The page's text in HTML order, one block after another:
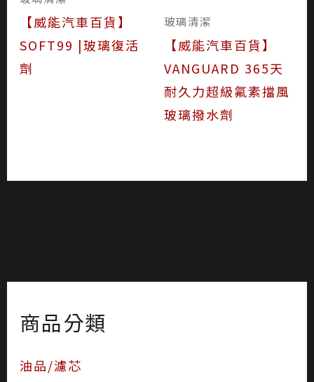
商品分類
油品/濾芯
【威能汽車百貨】
SOFT99 |玻璃復活
劑
玻璃清潔
【威能汽車百貨】
VANGUARD 365天
耐久力超級氟素擋風
玻璃撥水劑